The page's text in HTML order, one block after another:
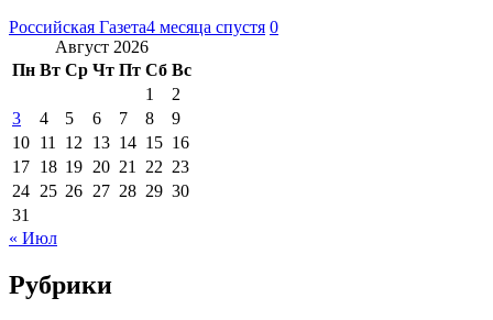
Российская Газета4 месяца спустя 0
Август 2026
Пн Вт Ср Чт Пт Сб Вс
1
2
3
4 5 6 7 8
9
10 11 12 13 14 15 16
17 18 19 20 21 22 23
24 25 26 27 28 29 30
31
« Июл
Рубрики